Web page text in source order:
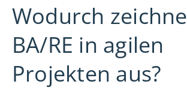
Wodurch
BA/RE in agilen
Projekten aus?